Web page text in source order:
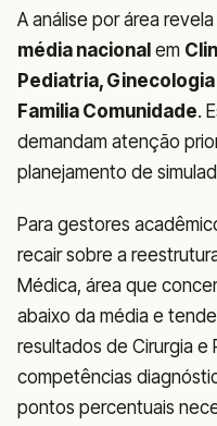
A análise por área
média nacional em
Pediatria,
Familia Comunidade.
demandam atenção
planejamento de
Para gestores
recair sobre a
Médica, área que
abaixo da média e
resultados de Cirurgia e
competências
pontos percentuais